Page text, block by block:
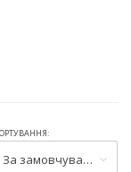
За замовчуванням